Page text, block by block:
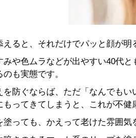
ると、それだけでパッと顔が明
みや色ムラなどが出やすい40代
も実態です。
を防ぐならば、ただ「なんでも
もってきてしまうと、これが不
っても、かえって老けた雰囲気